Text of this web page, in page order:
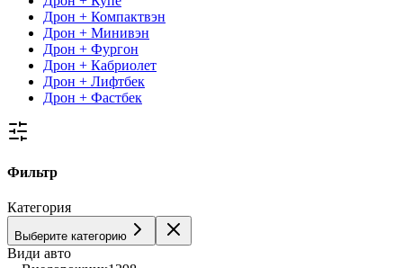
Дрон + Компактвэн
Дрон + Минивэн
Дрон + Фургон
Дрон + Кабриолет
Дрон + Лифтбек
Дрон + Фастбек
Фильтр
Категория
Выберите категорию
Види авто